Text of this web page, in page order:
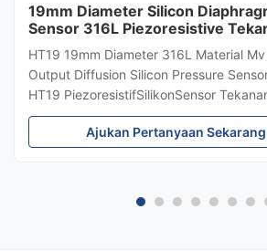
19mm Diameter Silicon
Sensor 316L Piezoresistive
Sensor
HT19 19mm Diameter 316L Material
Output Diffusion Silicon Pressure
HT19 PiezoresistifSilikonSensor
Pengenalan sensor tekanan silikon
piezoresistive silicon pressure sensor,
Ajukan Pertanyaan Sekarang